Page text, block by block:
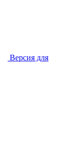
Версия для